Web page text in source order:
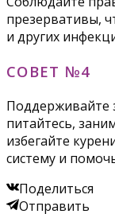
презервативы,
и других
СОВЕТ №4
Поддерживайте
питайтесь,
избегайте
систему и
Поделиться
Отправить